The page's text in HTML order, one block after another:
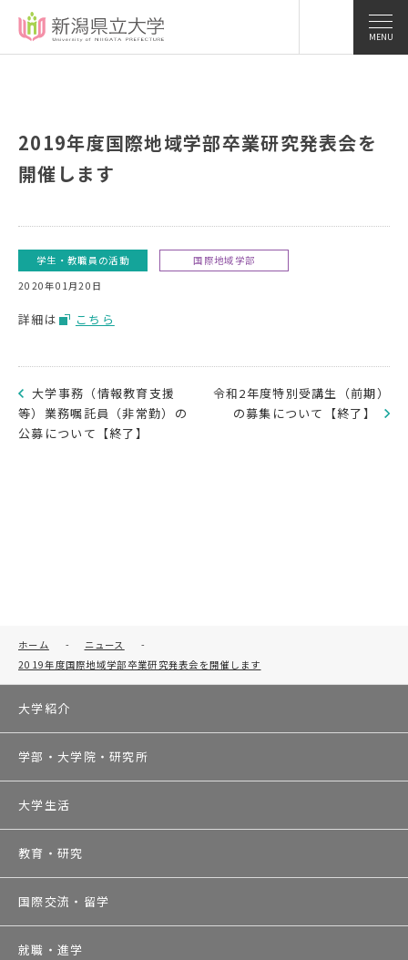
MENU
2019年度国際地域学部卒業研究発表会を
開催します
学生・教職員の活動
国際地域学部
2020年01月20日
詳細は こちら
大学事務（情報教育支援
等）業務嘱託員（非常勤）の
公募について【終了】
令和2年度特別受講生（前期）
の募集について【終了】
ホーム - ニュース
-
2019年度国際地域学部卒業研究発表会を開催します
大学紹介
学部・大学院・研究所
大学生活
教育・研究
国際交流・留学
就職・進学